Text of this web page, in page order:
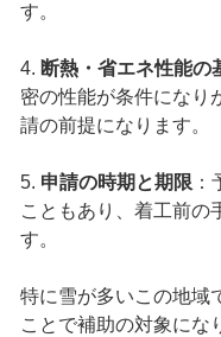
す。
4. 断熱・省エネ性能の
密の性能が条件になり
請の前提になります。
5. 申請の時期と期限
こともあり、着工前の
す。
特に雪が多いこの地域
ことで補助の対象にな